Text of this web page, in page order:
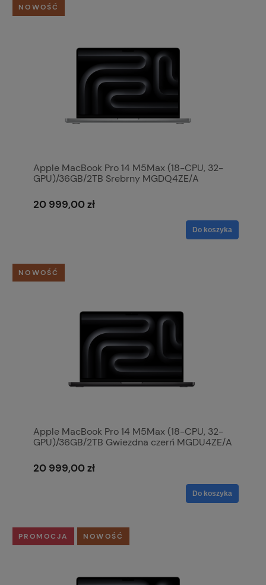
Apple MacBook Pro 14 M5Max (18-CPU, 32-
GPU)/36GB/2TB Srebrny MGDQ4ZE/A
20 999,00 zł
Do koszyka
NOWOŚĆ
Apple MacBook Pro 14 M5Max (18-CPU, 32-
GPU)/36GB/2TB Gwiezdna czerń MGDU4ZE/A
20 999,00 zł
Do koszyka
NOWOŚĆ
PROMOCJA NOWOŚĆ